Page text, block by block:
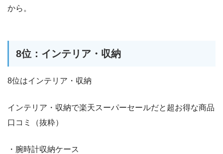
から。
8位：インテリア・収納
8位はインテリア・収納
インテリア・収納で楽天スーパーセールだと超お得な商品
口コミ（抜粋）
・腕時計収納ケース